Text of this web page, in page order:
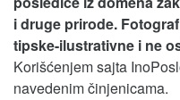
i druge prirode.
tipske-ilustrativne i ne
Korišćenjem sajta
navedenim činjenicama.